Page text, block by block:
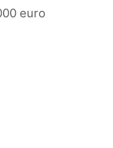
euro